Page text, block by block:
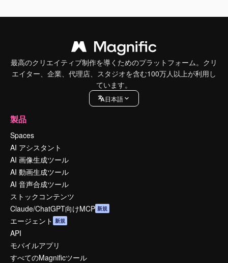
最高のクリエイティブ制作を導くためのプラットフォーム。クリ
エイター、企業、代理店、スタジオを含む100万人以上が利用し
ています。
日本語
製品
Spaces
AI アシスタント
AI 画像生成ツール
AI 動画生成ツール
AI 音声合成ツール
ストックコンテンツ
Claude/ChatGPT向けMCP 新規
エージェント 新規
API
モバイルアプリ
すべてのMagnificツール